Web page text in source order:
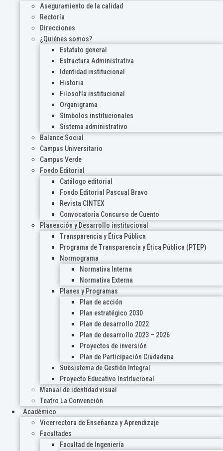
Aseguramiento de la calidad
Rectoría
Direcciones
¿Quiénes somos?
Estatuto general
Estructura Administrativa
Identidad institucional
Historia
Filosofía institucional
Organigrama
Símbolos institucionales
Sistema administrativo
Balance Social
Campus Universitario
Campus Verde
Fondo Editorial
Catálogo editorial
Fondo Editorial Pascual Bravo
Revista CINTEX
Convocatoria Concurso de Cuento
Planeación y Desarrollo institucional
Transparencia y Ética Pública
Programa de Transparencia y Ética Pública (PTEP)
Normograma
Normativa Interna
Normativa Externa
Planes y Programas
Plan de acción
Plan estratégico 2030
Plan de desarrollo 2022
Plan de desarrollo 2023 – 2026
Proyectos de inversión
Plan de Participación Ciudadana
Subsistema de Gestión Integral
Proyecto Educativo Institucional
Manual de identidad visual
Teatro La Convención
Académico
Vicerrectora de Enseñanza y Aprendizaje
Facultades
Facultad de Ingeniería